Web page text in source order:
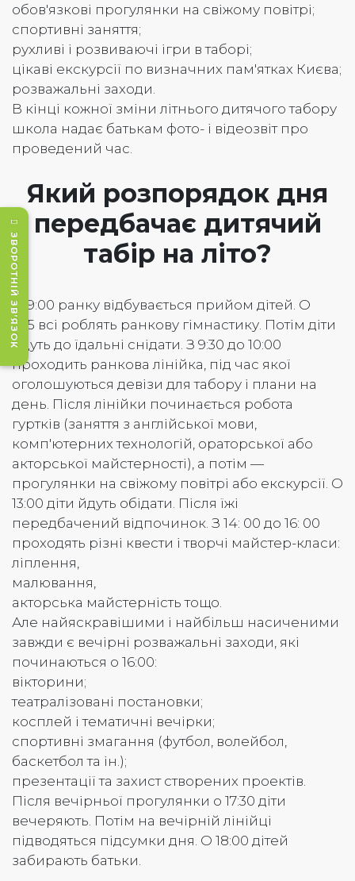
обов'язкові прогулянки на свіжому повітрі;
спортивні заняття;
рухливі і розвиваючі ігри в таборі;
цікаві екскурсії по визначних пам'ятках Києва;
розважальні заходи.
В кінці кожної зміни літнього дитячого табору
школа надає батькам фото- і відеозвіт про
проведений час.
Який розпорядок дня
передбачає дитячий
табір на літо?
О 9:00 ранку відбувається прийом дітей. О
9:15 всі роблять ранкову гімнастику. Потім діти
йдуть до їдальні снідати. З 9:30 до 10:00
проходить ранкова лінійка, під час якої
оголошуються девізи для табору і плани на
день. Після лінійки починається робота
гуртків (заняття з англійської мови,
комп'ютерних технологій, ораторської або
акторської майстерності), а потім —
прогулянки на свіжому повітрі або екскурсії. О
13:00 діти йдуть обідати. Після їжі
передбачений відпочинок. З 14: 00 до 16: 00
проходять різні квести і творчі майстер-класи:
ліплення,
малювання,
акторська майстерність тощо.
Але найяскравішими і найбільш насиченими
завжди є вечірні розважальні заходи, які
починаються о 16:00:
вікторини;
театралізовані постановки;
косплей і тематичні вечірки;
спортивні змагання (футбол, волейбол,
баскетбол та ін.);
презентації та захист створених проектів.
Після вечірньої прогулянки о 17:30 діти
вечеряють. Потім на вечірній лінійці
підводяться підсумки дня. О 18:00 дітей
забирають батьки.
ЗВОРОТНІЙ ЗВ’ЯЗОК